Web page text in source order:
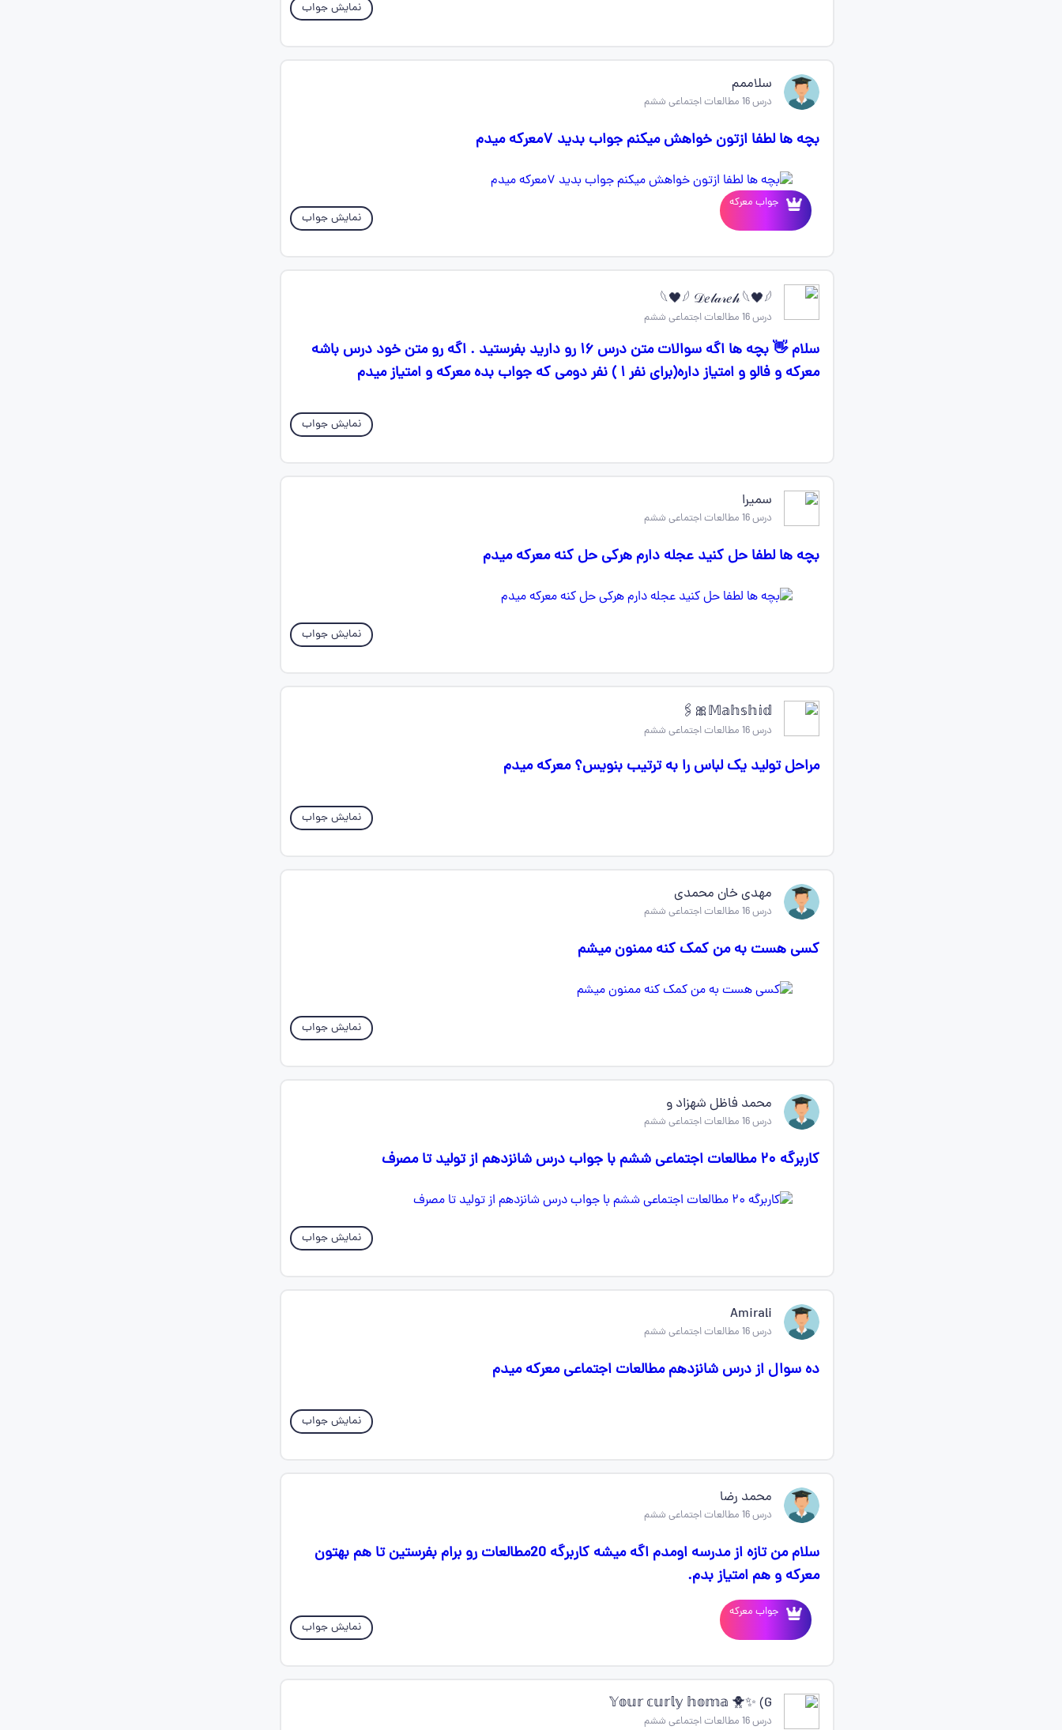
نمایش جواب
سلاممم
درس 16 مطالعات اجتماعی ششم
بچه ها لطفا ازتون خواهش میکنم جواب بدید ۷معرکه میدم
جواب معرکه
نمایش جواب
𓆩🖤𓆪 𝒟𝑒𝓁𝒶𝓇𝑒𝒽 𓆩🖤𓆪
درس 16 مطالعات اجتماعی ششم
سلام 👋 بچه ها اگه سوالات متن درس ۱۶ رو دارید بفرستید . اگه رو متن خود درس باشه
معرکه و فالو و امتیاز داره(برای نفر ۱ ) نفر دومی که جواب بده معرکه و امتیاز میدم
نمایش جواب
سمیرا
درس 16 مطالعات اجتماعی ششم
بچه ها لطفا حل کنید عجله دارم هرکی حل کنه معرکه میدم
نمایش جواب
𝕄𝕒𝕙𝕤𝕙𝕚𝕕🎀🖇
درس 16 مطالعات اجتماعی ششم
مراحل تولید یک لباس را به ترتیب بنویس؟ معرکه میدم
نمایش جواب
مهدی خان محمدی
درس 16 مطالعات اجتماعی ششم
کسی هست به من کمک کنه ممنون میشم
نمایش جواب
محمد فاظل شهزاد و
درس 16 مطالعات اجتماعی ششم
کاربرگه ۲۰ مطالعات اجتماعی ششم با جواب درس شانزدهم از تولید تا مصرف
نمایش جواب
Amirali
درس 16 مطالعات اجتماعی ششم
ده سوال از درس شانزدهم مطالعات اجتماعی معرکه میدم
نمایش جواب
محمد رضا
درس 16 مطالعات اجتماعی ششم
سلام من تازه از مدرسه اومدم اگه میشه کاربرگه 20مطالعات رو برام بفرستین تا هم بهتون
معرکه و هم امتیاز بدم.
جواب معرکه
نمایش جواب
𝕐𝕠𝕦𝕣 𝕔𝕦𝕣𝕝𝕪 𝕙𝕠𝕞𝕒 🐥✨ (G
درس 16 مطالعات اجتماعی ششم